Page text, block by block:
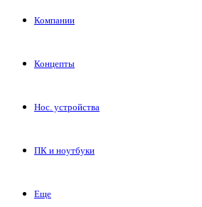
Компании
Концепты
Нос. устройства
ПК и ноутбуки
Еще